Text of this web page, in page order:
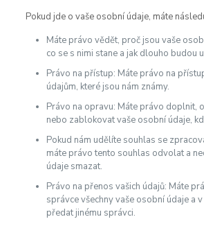
Pokud jde o vaše osobní údaje, máte
Máte právo vědět, proč jsou vaše
co se s nimi stane a jak dlouho budou
Právo na přístup: Máte právo na
údajům, které jsou nám známy.
Právo na opravu: Máte právo doplnit,
nebo zablokovat vaše osobní údaje,
Pokud nám udělíte souhlas se
máte právo tento souhlas odvolat a
údaje smazat.
Právo na přenos vašich údajů: Máte
správce všechny vaše osobní údaje a
předat jinému správci.